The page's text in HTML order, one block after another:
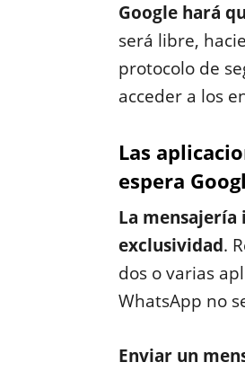
Google hará
será libre,
protocolo de
acceder a los
Las
espera
La mensajería
exclusividad.
dos o varias
WhatsApp no
Enviar un